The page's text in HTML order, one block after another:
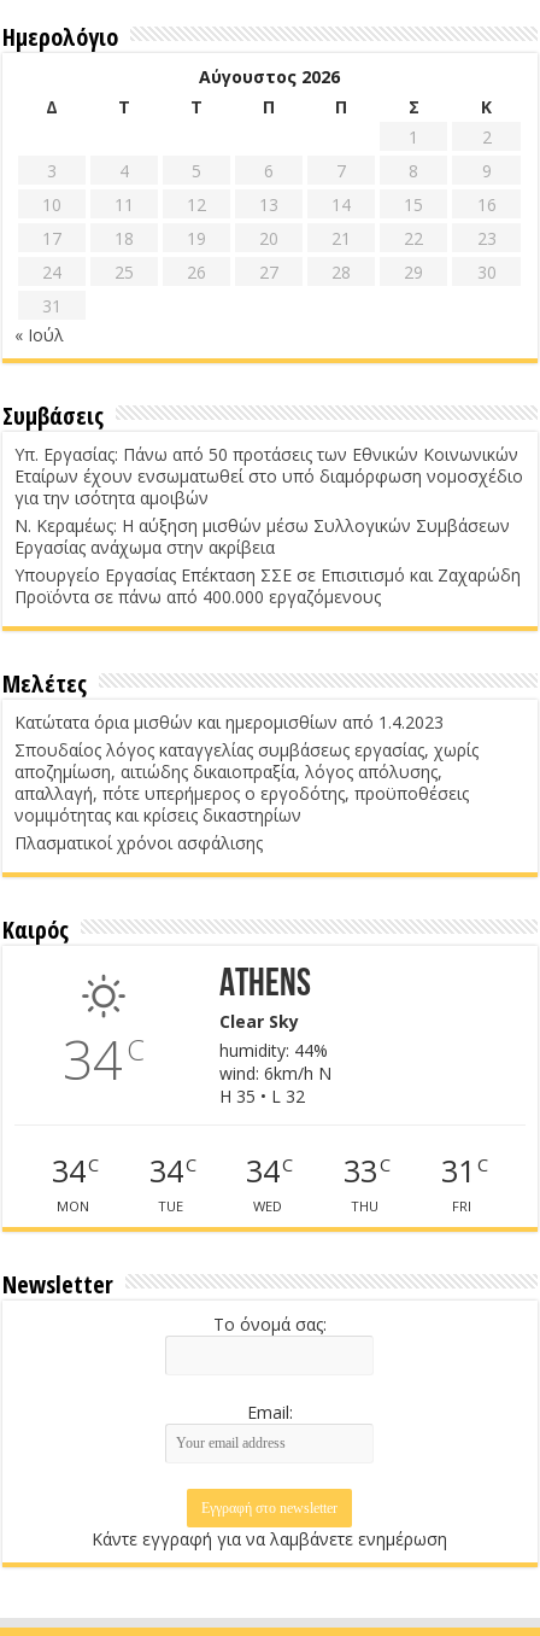
Ημερολόγιο
Αύγουστος 2026
Δ
Τ Τ Π Π Σ
Κ
1
2
3
4 5 6 7 8
9
10
11 12 13 14 15
16
17
18 19 20 21 22
23
24
25 26 27 28 29
30
31
« Ιούλ
Συμβάσεις
Υπ. Εργασίας: Πάνω από 50 προτάσεις των Εθνικών Κοινωνικών
Εταίρων έχουν ενσωματωθεί στο υπό διαμόρφωση νομοσχέδιο
για την ισότητα αμοιβών
Ν. Κεραμέως: Η αύξηση μισθών μέσω Συλλογικών Συμβάσεων
Εργασίας ανάχωμα στην ακρίβεια
Υπουργείο Εργασίας Επέκταση ΣΣΕ σε Επισιτισμό και Ζαχαρώδη
Προϊόντα σε πάνω από 400.000 εργαζόμενους
Μελέτες
Κατώτατα όρια μισθών και ημερομισθίων από 1.4.2023
Σπουδαίος λόγος καταγγελίας συμβάσεως εργασίας, χωρίς
αποζημίωση, αιτιώδης δικαιοπραξία, λόγος απόλυσης,
απαλλαγή, πότε υπερήμερος ο εργοδότης, προϋποθέσεις
νομιμότητας και κρίσεις δικαστηρίων
Πλασματικοί χρόνοι ασφάλισης
Καιρός
34C
Athens
Clear Sky
humidity: 44%
wind: 6km/h N
H 35 • L 32
34C
MON
34C
TUE
34C
WED
33C
THU
31 C
FRI
Newsletter
Το όνομά σας:
Email:
Κάντε εγγραφή για να λαμβάνετε ενημέρωση